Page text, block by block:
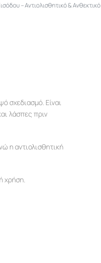
– Αντιολισθητικό & Ανθεκτικό
σχεδιασμό. Είναι
λάσπες πριν
η αντιολισθητική
χρήση.